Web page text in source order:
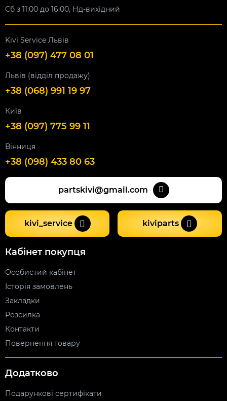
Сб з 11:00 до 16:00, Нд-вихідний
Kivi Service Львів
+38 (097) 477 08 01
Львів (відділ продажу)
+38 (068) 991 19 97
Київ
+38 (097) 775 99 11
Вінниця
+38 (098) 433 80 63
partskivi@gmail.com
kivi_service kiviparts
Кабінет покупця
Особистий кабінет
Історія замовлень
Закладки
Розсилка
Контакти
Повернення товару
Додатково
Подарункові сертифікати